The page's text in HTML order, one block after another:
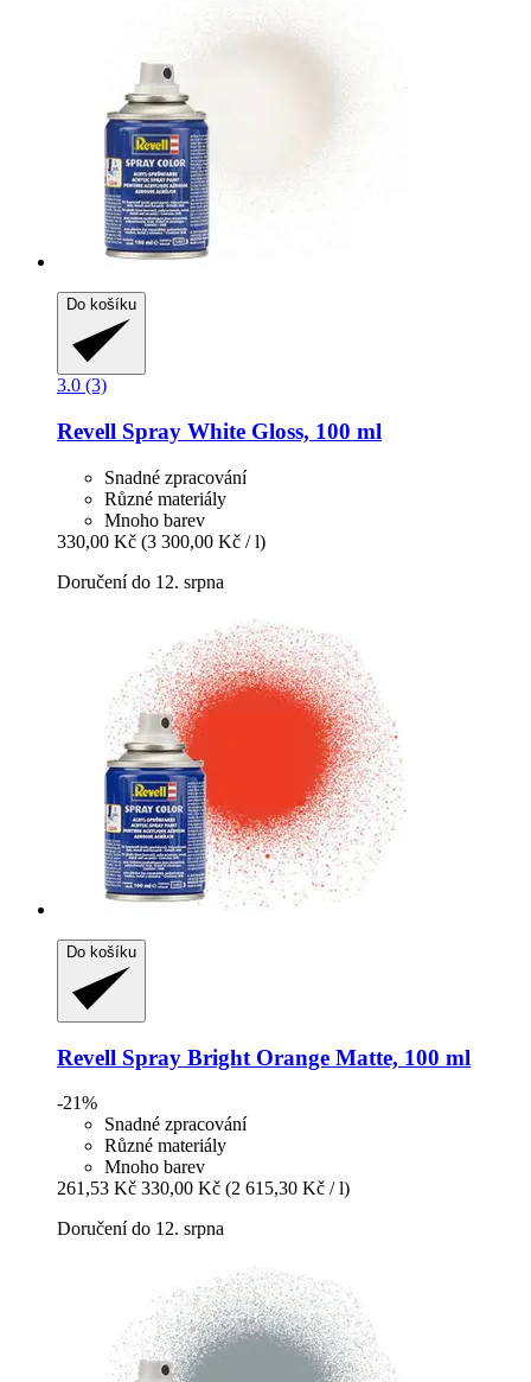
Do košíku
3.0 (3)
Revell Spray White Gloss, 100 ml
Snadné zpracování
Různé materiály
Mnoho barev
330,00 Kč (3 300,00 Kč / l)
Doručení do 12. srpna
Do košíku
Revell Spray Bright Orange Matte, 100 ml
-21%
Snadné zpracování
Různé materiály
Mnoho barev
261,53 Kč 330,00 Kč (2 615,30 Kč / l)
Doručení do 12. srpna